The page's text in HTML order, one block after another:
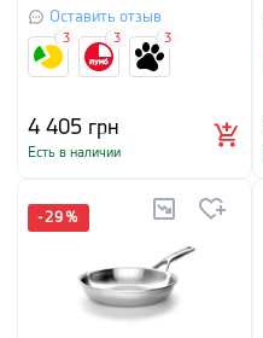
Оставить отзыв
4 405 грн
Есть в наличии
3 3 3
-29 %